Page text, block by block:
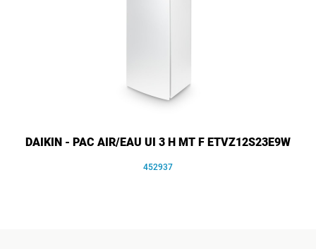
DAIKIN - PAC AIR/EAU UI 3 H MT F ETVZ12S23E9W
452937